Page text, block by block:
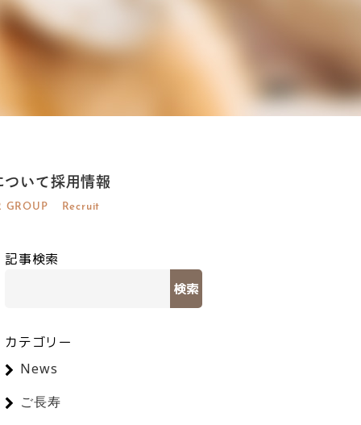
ついて
GROUP
採用情報
Recruit
記事検索
検索
カテゴリー
News
ご長寿